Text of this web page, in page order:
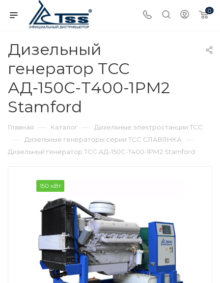
0
Дизельный
генератор ТСС
АД-150С-Т400-1РМ2
Stamford
Главная — Каталог — Дизельные электростанции ТСС
— Дизельные генераторы серии ТСС СЛАВЯНКА —
Дизельный генератор ТСС АД-150С-Т400-1РМ2 Stamford
150 кВт